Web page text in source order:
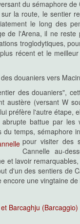
du sémaphore
la route, le sentier
le long des
de l'Arena, il ne
troglodytiques,
récent et le
douaniers vers
des douaniers",
austère (versant W
préfère l'autre étape,
battue par les
temps, sémaphore
pour visiter des
Cannelle au-
et lavoir
d'un des sentiers de
une vingtaine